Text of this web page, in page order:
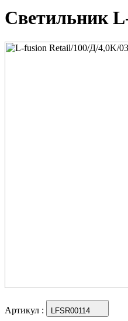
Светильник
Артикул : LFSR00114